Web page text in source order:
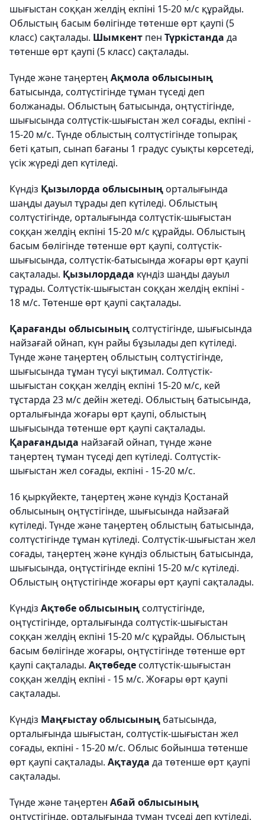
шығыстан соққан желдің екпіні 15-20 м/с құрайды.
Облыстың басым бөлігінде төтенше өрт қаупі (5
класс) сақталады. Шымкент пен Түркістанда да
төтенше өрт қаупі (5 класс) сақталады.
Түнде және таңертең Ақмола облысының
батысында, солтүстігінде тұман түседі деп
болжанады. Облыстың батысында, оңтүстігінде,
шығысында солтүстік-шығыстан жел соғады, екпіні -
15-20 м/с. Түнде облыстың солтүстігінде топырақ
беті қатып, сынап бағаны 1 градус суықты көрсетеді,
үсік жүреді деп күтіледі.
Күндіз Қызылорда облысыныңорталығында
шаңды дауыл тұрады деп күтіледі. Облыстың
солтүстігінде, орталығында солтүстік-шығыстан
соққан желдің екпіні 15-20 м/с құрайды. Облыстың
басым бөлігінде төтенше өрт қаупі, солтүстік-
шығысында, солтүстік-батысында жоғары өрт қаупі
сақталады. Қызылордада күндіз шаңды дауыл
тұрады. Солтүстік-шығыстан соққан желдің екпіні -
18 м/с. Төтенше өрт қаупі сақталады.
Қарағанды облысыныңсолтүстігінде, шығысында
найзағай ойнап, күн райы бұзылады деп күтіледі.
Түнде және таңертең облыстың солтүстігінде,
шығысында тұман түсуі ықтимал. Солтүстік-
шығыстан соққан желдің екпіні 15-20 м/с, кей
тұстарда 23 м/с дейін жетеді. Облыстың батысында,
орталығында жоғары өрт қаупі, облыстың
шығысында төтенше өрт қаупі сақталады.
Қарағандыда найзағай ойнап, түнде және
таңертең тұман түседі деп күтіледі. Солтүстік-
шығыстан жел соғады, екпіні - 15-20 м/с.
16 қыркүйекте, таңертең және күндіз Қостанай
облысының оңтүстігінде, шығысында найзағай
күтіледі. Түнде және таңертең облыстың батысында,
солтүстігінде тұман күтіледі. Солтүстік-шығыстан жел
соғады, таңертең және күндіз облыстың батысында,
шығысында, оңтүстігінде екпіні 15-20 м/с күтіледі.
Облыстың оңтүстігінде жоғары өрт қаупі сақталады.
Күндіз Ақтөбе облысыныңсолтүстігінде,
оңтүстігінде, орталығында солтүстік-шығыстан
соққан желдің екпіні 15-20 м/с құрайды. Облыстың
басым бөлігінде жоғары, оңтүстігінде төтенше өрт
қаупі сақталады. Ақтөбедесолтүстік-шығыстан
соққан желдің екпіні - 15 м/с. Жоғары өрт қаупі
сақталады.
Күндіз Маңғыстау облысының батысында,
орталығында шығыстан, солтүстік-шығыстан жел
соғады, екпіні - 15-20 м/с. Облыс бойынша төтенше
өрт қаупі сақталады. Ақтауда да төтенше өрт қаупі
сақталады.
Түнде және таңертен Абай облысының
оңтүстігінде, орталығында тұман түседі деп күтіледі.